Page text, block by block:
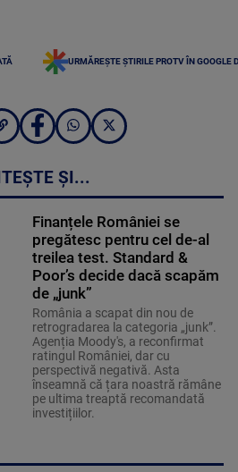
URMĂREȘTE ȘTIRILE PROTV ÎN GOOGLE
ȘI...
Finanțele României se
pregătesc pentru cel de-al
treilea test. Standard &
Poor’s decide dacă scapăm
de „junk”
România a scapat din nou de
retrogradarea la categoria „junk”.
Agenția Moody's, a reconfirmat
ratingul României, dar cu
perspectivă negativă. Asta
înseamnă că țara noastră rămâne
pe ultima treaptă recomandată
investițiilor.